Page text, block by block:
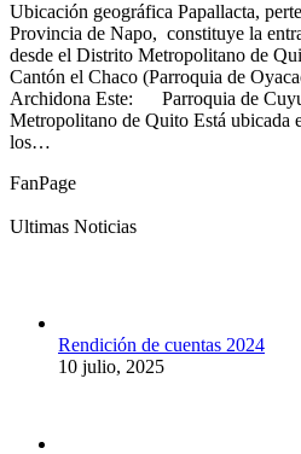
Ubicación geográfica Papallacta,
Provincia de Napo, constituye la
desde el Distrito Metropolitano de
Cantón el Chaco (Parroquia de
Archidona Este: Parroquia de
Metropolitano de Quito Está ubicada
los…
FanPage
Ultimas Noticias
Rendición de cuentas 2024
10 julio, 2025